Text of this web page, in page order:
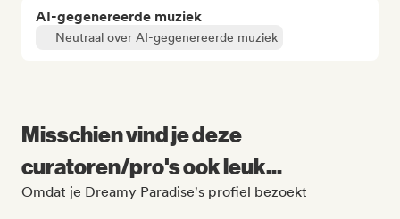
AI-gegenereerde muziek
Neutraal over AI-gegenereerde muziek
Misschien vind je deze
curatoren/pro's ook leuk...
Omdat je Dreamy Paradise's profiel bezoekt